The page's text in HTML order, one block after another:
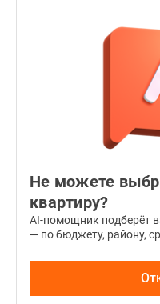
Не можете
квартиру?
AI-помощник подберёт
— по бюджету, району,